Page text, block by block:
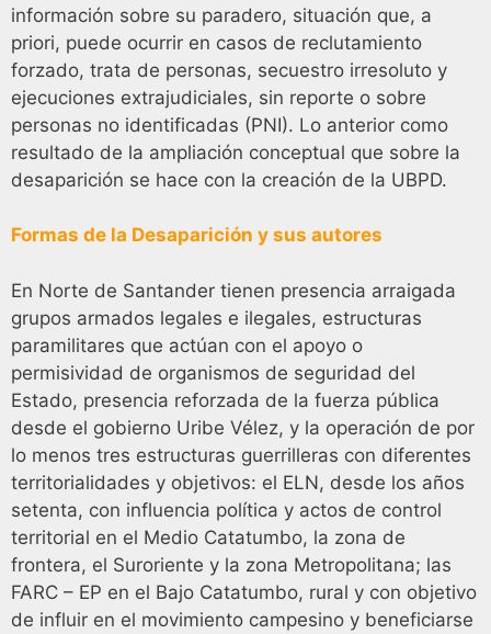
información sobre su paradero, situación que, a
priori, puede ocurrir en casos de reclutamiento
forzado, trata de personas, secuestro irresoluto y
ejecuciones extrajudiciales, sin reporte o sobre
personas no identificadas (PNI). Lo anterior como
resultado de la ampliación conceptual que sobre la
desaparición se hace con la creación de la UBPD.
Formas de la Desaparición y sus autores
En Norte de Santander tienen presencia arraigada
grupos armados legales e ilegales, estructuras
paramilitares que actúan con el apoyo o
permisividad de organismos de seguridad del
Estado, presencia reforzada de la fuerza pública
desde el gobierno Uribe Vélez, y la operación de por
lo menos tres estructuras guerrilleras con diferentes
territorialidades y objetivos: el ELN, desde los años
setenta, con influencia política y actos de control
territorial en el Medio Catatumbo, la zona de
frontera, el Suroriente y la zona Metropolitana; las
FARC – EP en el Bajo Catatumbo, rural y con objetivo
de influir en el movimiento campesino y beneficiarse